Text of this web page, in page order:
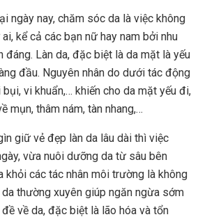
ngày nay, chăm sóc da là việc không
kể cả các bạn nữ hay nam bởi nhu
đáng. Làn da, đặc biệt là da mặt là yếu
đầu. Nguyên nhân do dưới tác động
vi khuẩn,… khiến cho da mặt yếu đi,
mụn, thâm nám, tàn nhang,…
giữ vẻ đẹp làn da lâu dài thì việc
vừa nuôi dưỡng da từ sâu bên
khỏi các tác nhân môi trường là không
thường xuyên giúp ngăn ngừa sớm
về da, đặc biệt là lão hóa và tổn